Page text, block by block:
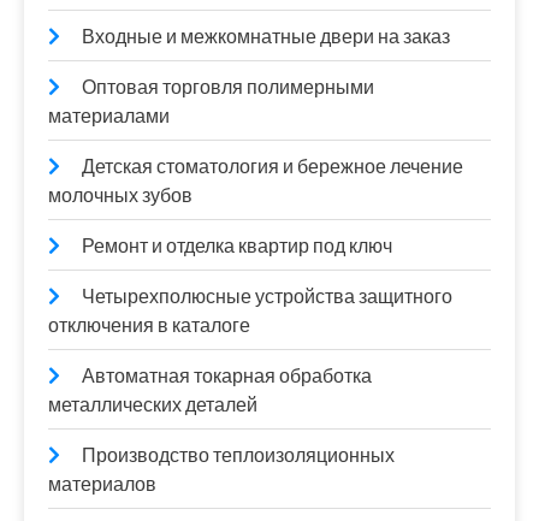
Входные и межкомнатные двери на заказ
Оптовая торговля полимерными
материалами
Детская стоматология и бережное лечение
молочных зубов
Ремонт и отделка квартир под ключ
Четырехполюсные устройства защитного
отключения в каталоге
Автоматная токарная обработка
металлических деталей
Производство теплоизоляционных
материалов